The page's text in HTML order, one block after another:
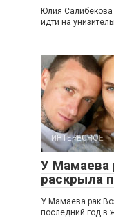
Юлия Салибекова
идти на
ИНТЕРЕСНОЕ
У Мамаева
раскрыла
У Мамаева рак
последний год в